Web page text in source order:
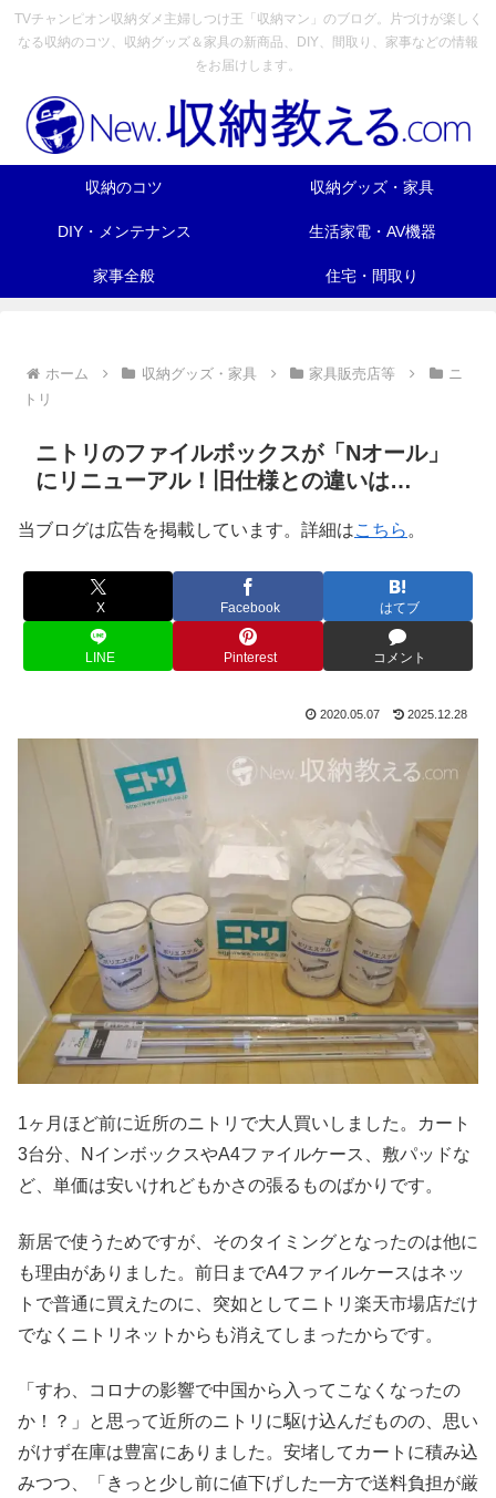
TVチャンピオン収納ダメ主婦しつけ王「収納マン」のブログ。片づけが楽しく
なる収納のコツ、収納グッズ＆家具の新商品、DIY、間取り、家事などの情報
をお届けします。
収納のコツ 収納グッズ・家具
DIY・メンテナンス 生活家電・AV機器
家事全般 住宅・間取り
ホーム 収納グッズ・家具 家具販売店等
ニ
トリ
ニトリのファイルボックスが「Nオール」
にリニューアル！旧仕様との違いは…
当ブログは広告を掲載しています。詳細はこちら 。
X Facebook はてブ
LINE Pinterest コメント
2020.05.07 2025.12.28
1ヶ月ほど前に近所のニトリで大人買いしました。カート
3台分、NインボックスやA4ファイルケース、敷パッドな
ど、単価は安いけれどもかさの張るものばかりです。
新居で使うためですが、そのタイミングとなったのは他に
も理由がありました。前日までA4ファイルケースはネッ
トで普通に買えたのに、突如としてニトリ楽天市場店だけ
でなくニトリネットからも消えてしまったからです。
「すわ、コロナの影響で中国から入ってこなくなったの
か！？」と思って近所のニトリに駆け込んだものの、思い
がけず在庫は豊富にありました。安堵してカートに積み込
みつつ、「きっと少し前に値下げした一方で送料負担が厳